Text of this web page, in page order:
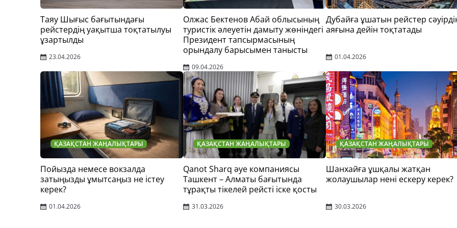
Таяу Шығыс бағытындағы
рейстердің уақытша тоқтатылуы
ұзартылды
23.04.2026
Олжас Бектенов Абай облысының
туристік әлеуетін дамыту жөніндегі
Президент тапсырмасының
орындалу барысымен танысты
09.04.2026
Дубайға ұшатын рейстер
аяғына дейін тоқтатады
01.04.2026
ҚАЗАҚСТАН ЖАҢАЛЫҚТАРЫ
Пойызда немесе вокзалда
затыңызды ұмытсаңыз не істеу
керек?
01.04.2026
ҚАЗАҚСТАН ЖАҢАЛЫҚТАРЫ
Qanot Sharq әуе компаниясы
Ташкент – Алматы бағытында
тұрақты тікелей рейсті іске қосты
31.03.2026
ҚАЗАҚСТАН ЖАҢАЛЫҚТАРЫ
Шанхайға ұшқалы жатқан
жолаушылар нені ескеру керек?
30.03.2026